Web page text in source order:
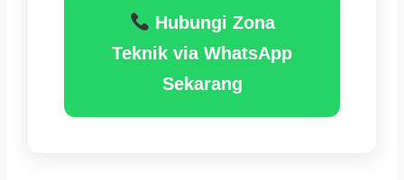
Hubungi Zona
Teknik via WhatsApp
Sekarang